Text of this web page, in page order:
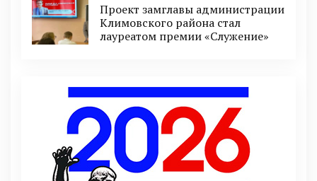
Проект замглавы администрации
Климовского района стал
лауреатом премии «Служение»